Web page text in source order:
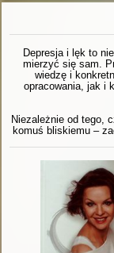
Depresja i lęk to
mierzyć się sam.
wiedzę i
opracowania, jak i
Niezależnie od tego,
komuś bliskiemu –